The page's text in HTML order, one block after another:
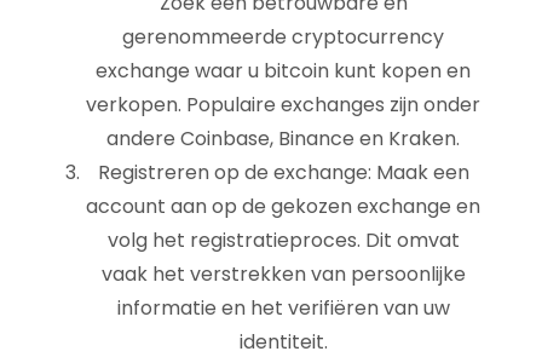
gerenommeerde cryptocurrency
exchange waar u bitcoin kunt kopen en
verkopen. Populaire exchanges zijn onder
andere Coinbase, Binance en Kraken.
Registreren op de exchange: Maak een
account aan op de gekozen exchange en
volg het registratieproces. Dit omvat
vaak het verstrekken van persoonlijke
informatie en het verifiëren van uw
identiteit.